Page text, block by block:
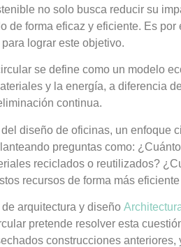
no solo busca reducir su
de forma eficaz y eficiente. Es
lograr este objetivo.
se define como un modelo
y la energía, a diferencia
continua.
diseño de oficinas, un enfoque
preguntas como:
reciclados o reutilizados?
recursos de forma más
arquitectura y diseño
pretende resolver esta
construcciones